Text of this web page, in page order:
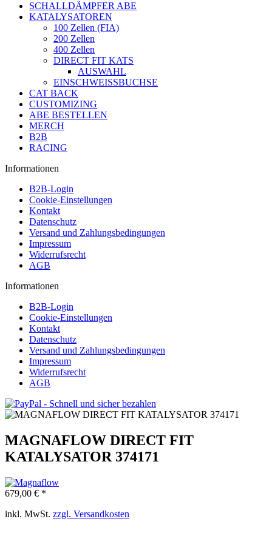
SCHALLDÄMPFER ABE
KATALYSATOREN
100 Zellen (FIA)
200 Zellen
400 Zellen
DIRECT FIT KATS
AUSWAHL
EINSCHWEISSBUCHSE
CAT BACK
CUSTOMIZING
ABE BESTELLEN
MERCH
B2B
RACING
Informationen
B2B-Login
Cookie-Einstellungen
Kontakt
Datenschutz
Versand und Zahlungsbedingungen
Impressum
Widerrufsrecht
AGB
Informationen
B2B-Login
Cookie-Einstellungen
Kontakt
Datenschutz
Versand und Zahlungsbedingungen
Impressum
Widerrufsrecht
AGB
MAGNAFLOW DIRECT FIT
KATALYSATOR 374171
679,00 € *
inkl. MwSt. zzgl. Versandkosten